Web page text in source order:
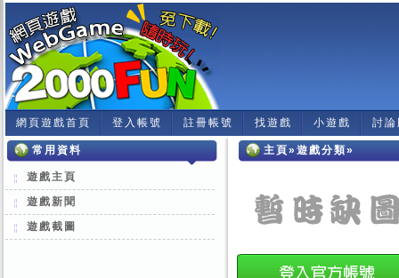
網頁遊戲首頁 登入帳號 註冊帳號 找遊戲 小遊戲 討
常用資料
遊戲主頁
遊戲新聞
遊戲截圖
主頁»遊戲分類»